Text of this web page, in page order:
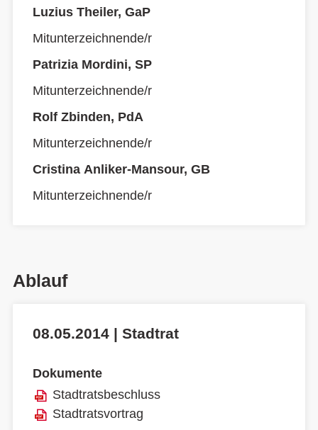
Luzius Theiler, GaP
Mitunterzeichnende/r
Patrizia Mordini, SP
Mitunterzeichnende/r
Rolf Zbinden, PdA
Mitunterzeichnende/r
Cristina Anliker-Mansour, GB
Mitunterzeichnende/r
Ablauf
08.05.2014 | Stadtrat
Dokumente
Stadtratsbeschluss
Stadtratsvortrag